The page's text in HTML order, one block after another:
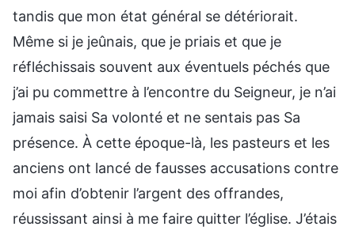
tandis que mon état général se détériorait.
Même si je jeûnais, que je priais et que je
réfléchissais souvent aux éventuels péchés que
j’ai pu commettre à l’encontre du Seigneur, je n’ai
jamais saisi Sa volonté et ne sentais pas Sa
présence. À cette époque-là, les pasteurs et les
anciens ont lancé de fausses accusations contre
moi afin d’obtenir l’argent des offrandes,
réussissant ainsi à me faire quitter l’église. J’étais